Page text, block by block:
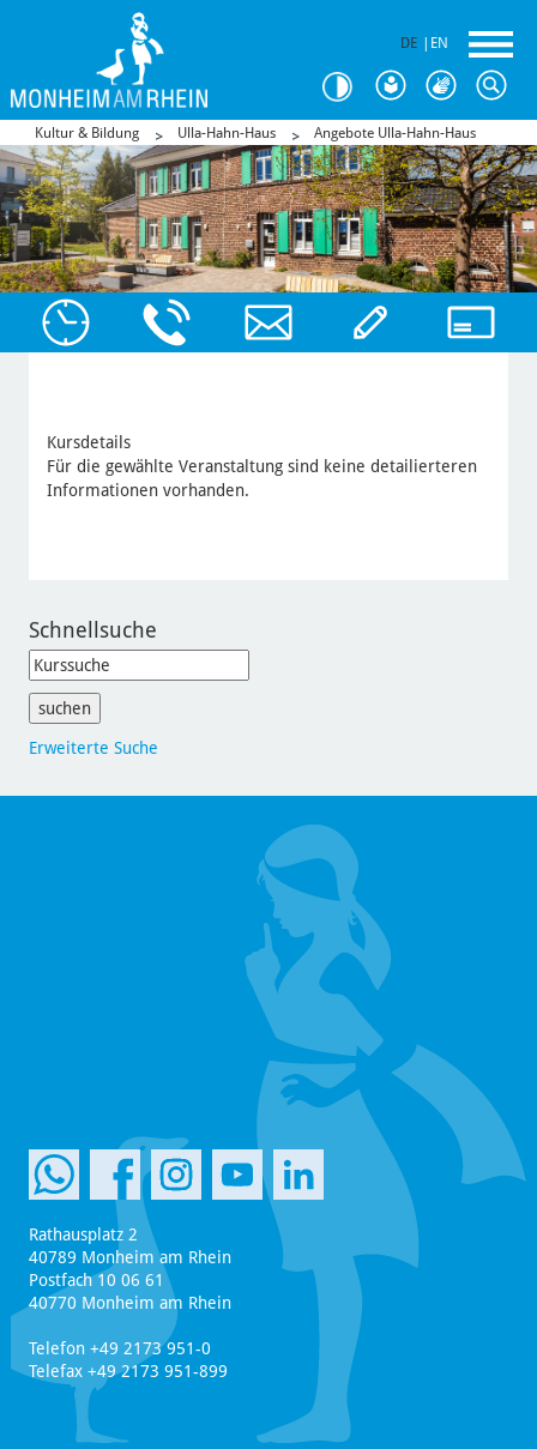
DE EN
Kultur & Bildung Ulla-Hahn-Haus Angebote Ulla-Hahn-Haus
Kursdetails
Für die gewählte Veranstaltung sind keine detailierteren
Informationen vorhanden.
Schnellsuche
Erweiterte Suche
Rathausplatz 2
40789 Monheim am Rhein
Postfach 10 06 61
40770 Monheim am Rhein
Telefon +49 2173 951-0
Telefax +49 2173 951-899